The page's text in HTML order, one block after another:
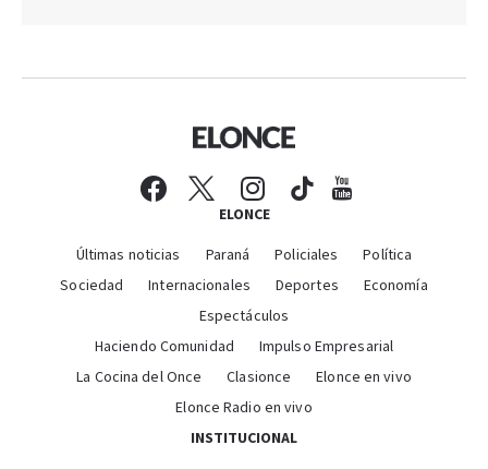
ELONCE
Últimas noticias Paraná Policiales
Política
Sociedad
Internacionales Deportes
Economía
Espectáculos
Haciendo Comunidad
Impulso Empresarial
La Cocina del Once
Clasionce
Elonce en vivo
Elonce Radio en vivo
INSTITUCIONAL